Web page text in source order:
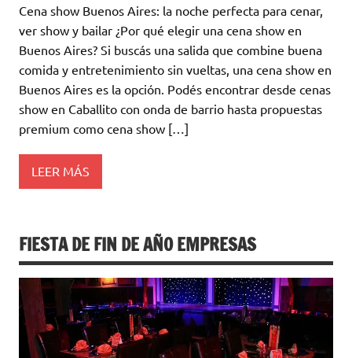
Cena show Buenos Aires: la noche perfecta para cenar,
ver show y bailar ¿Por qué elegir una cena show en
Buenos Aires? Si buscás una salida que combine buena
comida y entretenimiento sin vueltas, una cena show en
Buenos Aires es la opción. Podés encontrar desde cenas
show en Caballito con onda de barrio hasta propuestas
premium como cena show […]
LEER MÁS
FIESTA DE FIN DE AÑO EMPRESAS